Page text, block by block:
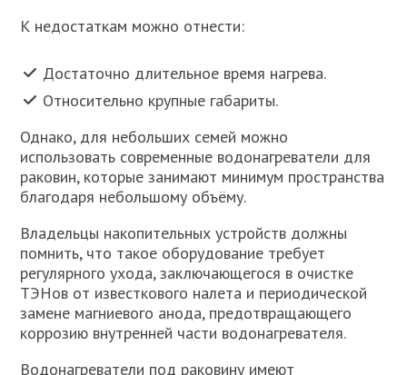
К недостаткам можно отнести:
Достаточно длительное время нагрева.
Относительно крупные габариты.
Однако, для небольших семей можно
использовать современные водонагреватели для
раковин, которые занимают минимум пространства
благодаря небольшому объёму.
Владельцы накопительных устройств должны
помнить, что такое оборудование требует
регулярного ухода, заключающегося в очистке
ТЭНов от известкового налета и периодической
замене магниевого анода, предотвращающего
коррозию внутренней части водонагревателя.
Водонагреватели под раковину имеют